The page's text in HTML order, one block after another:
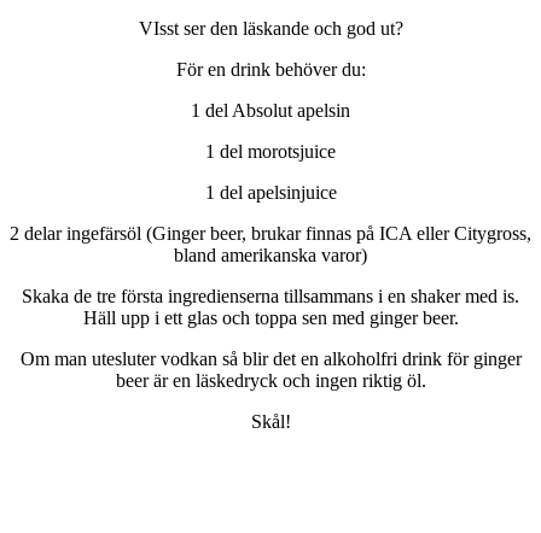
VIsst ser den läskande och god ut?
För en drink behöver du:
1 del Absolut apelsin
1 del morotsjuice
1 del apelsinjuice
2 delar ingefärsöl (Ginger beer, brukar finnas på ICA eller Citygross,
bland amerikanska varor)
Skaka de tre första ingredienserna tillsammans i en shaker med is.
Häll upp i ett glas och toppa sen med ginger beer.
Om man utesluter vodkan så blir det en alkoholfri drink för ginger
beer är en läskedryck och ingen riktig öl.
Skål!